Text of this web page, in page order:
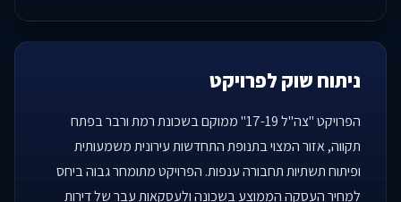
ניתוח שוק לפרויקט
הפרויקט "צה"ל 17-19" ממוקם בשכונת רמת ורבר בפתח
תקווה, אזור המצוי בתנופת התחדשות עירונית משמעותית
ופיתוח תשתיות תחבורה ענפות. הפרויקט מתומחר גבוה ביחס
למחיר העסקה הממוצע בשכונה ולעסקאות עבר של דירות